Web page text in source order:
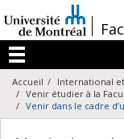
au
contenu
/
Menu
Accueil
International
Venir étudier à la
Venir dans le cadre